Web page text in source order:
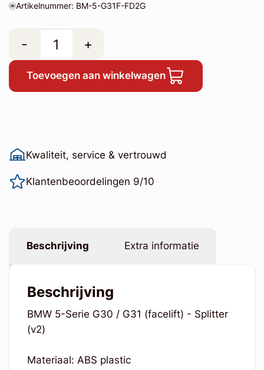
Artikelnummer: BM-5-G31F-FD2G
- +
Toevoegen aan winkelwagen
Kwaliteit, service & vertrouwd
Klantenbeoordelingen 9/10
Beschrijving Extra informatie
Beschrijving
BMW 5-Serie G30 / G31 (facelift) - Splitter
(v2)
Materiaal: ABS plastic